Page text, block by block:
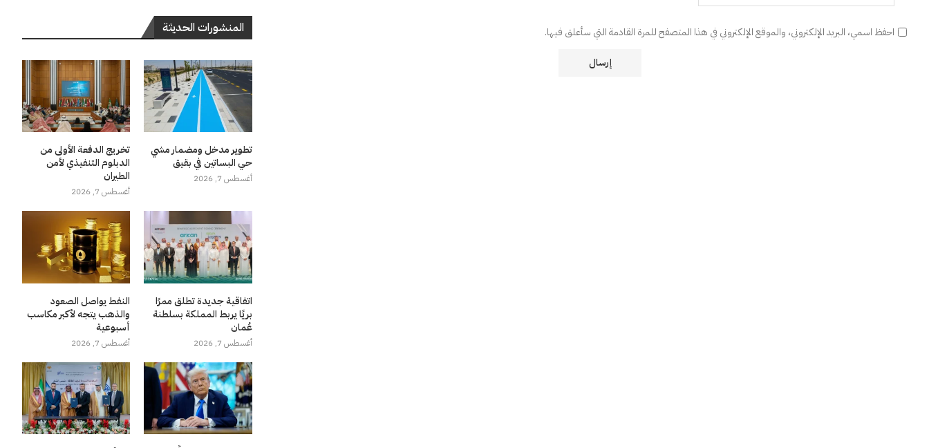
احفظ اسمي، البريد الإلكتروني، والموقع الإلكتروني في هذا المتصفح للمرة القادمة التي سأعلق فيها. المنشورات الحديثة
تطوير مدخل ومضمار مشي
حي البساتين في بقيق
أغسطس 7, 2026
تخريج الدفعة الأولى من
الدبلوم التنفيذي لأمن
الطيران
أغسطس 7, 2026
اتفاقية جديدة تطلق ممرًا
بريًا يربط المملكة بسلطنة
عُمان
أغسطس 7, 2026
النفط يواصل الصعود
والذهب يتجه لأكبر مكاسب
أسبوعية
أغسطس 7, 2026